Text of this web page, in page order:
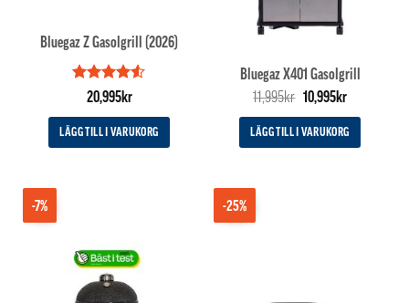
Bluegaz Z Gasolgrill (2026)
Betygsatt
av 5
20,995kr
LÄGG TILL I VARUKORG
Bluegaz X401 Gasolgrill
11,995kr Det
ursprungliga
priset
var:
10,995krDet
priset
är:
LÄGG TILL I VARUKORG
-7% -25%